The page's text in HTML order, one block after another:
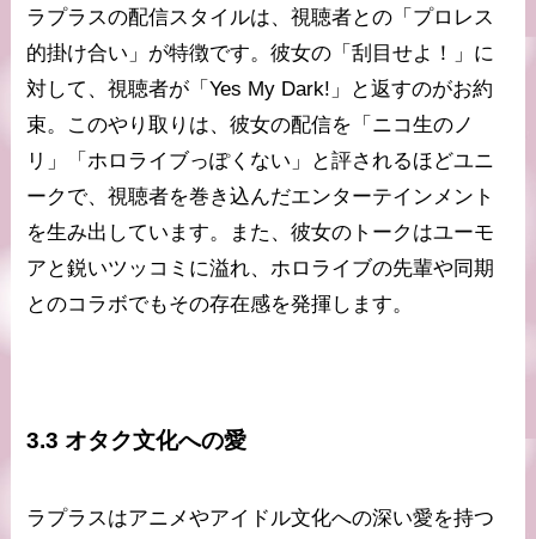
ラプラスの配信スタイルは、視聴者との「プロレス
的掛け合い」が特徴です。彼女の「刮目せよ！」に
対して、視聴者が「Yes My Dark!」と返すのがお約
束。このやり取りは、彼女の配信を「ニコ生のノ
リ」「ホロライブっぽくない」と評されるほどユニ
ークで、視聴者を巻き込んだエンターテインメント
を生み出しています。また、彼女のトークはユーモ
アと鋭いツッコミに溢れ、ホロライブの先輩や同期
とのコラボでもその存在感を発揮します。
3.3 オタク文化への愛
ラプラスはアニメやアイドル文化への深い愛を持つ